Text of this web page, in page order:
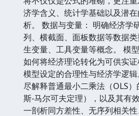
济学含义、统计学基础以及潜
析。 数据与变量： 明确经济学
列、横截面、面板数据等数据
生变量、工具变量等概念。 模
如何将经济理论转化为可供实
模型设定的合理性与经济学逻
尽解释普通最小二乘法（OLS
斯-马尔可夫定理），以及其有
一剖析同方差性、无序列相关